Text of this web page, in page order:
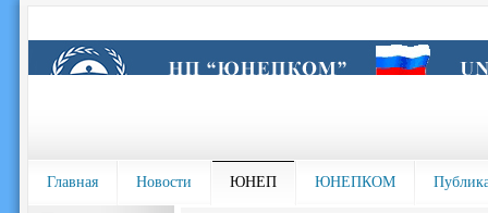
Главная Новости ЮНЕП ЮНЕПКОМ